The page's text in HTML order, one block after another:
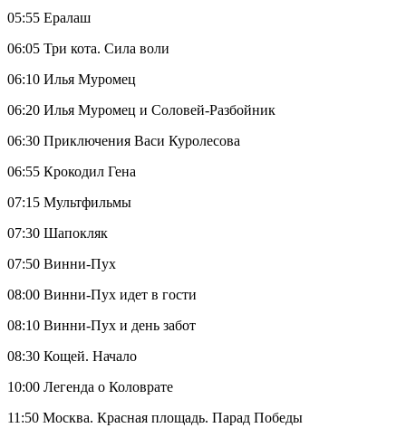
05:55 Ералаш
06:05 Три кота. Сила воли
06:10 Илья Муромец
06:20 Илья Муромец и Соловей-Разбойник
06:30 Приключения Васи Куролесова
06:55 Крокодил Гена
07:15 Мультфильмы
07:30 Шапокляк
07:50 Винни-Пух
08:00 Винни-Пух идет в гости
08:10 Винни-Пух и день забот
08:30 Кощей. Начало
10:00 Легенда о Коловрате
11:50 Москва. Красная площадь. Парад Победы